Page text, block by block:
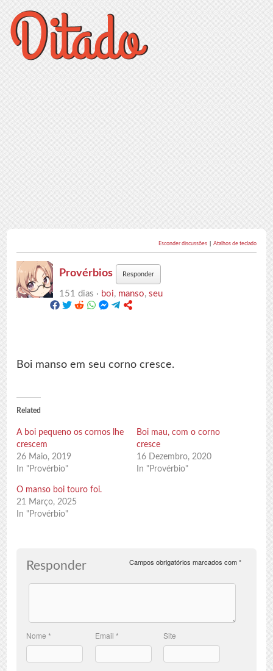
Esconder discussões Atalhos de teclado
Provérbios Responder
151 dias · boi, manso,seu
Boi manso em seu corno cresce.
Related
A boi pequeno os cornos lhe
crescem
26 Maio, 2019
In "Provérbio"
Boi mau, com o corno
cresce
16 Dezembro, 2020
In "Provérbio"
O manso boi touro foi.
21 Março, 2025
In "Provérbio"
Responder Campos obrigatórios marcados com*
Nome* Email * Site